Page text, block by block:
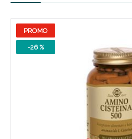
PROMO
-26 %